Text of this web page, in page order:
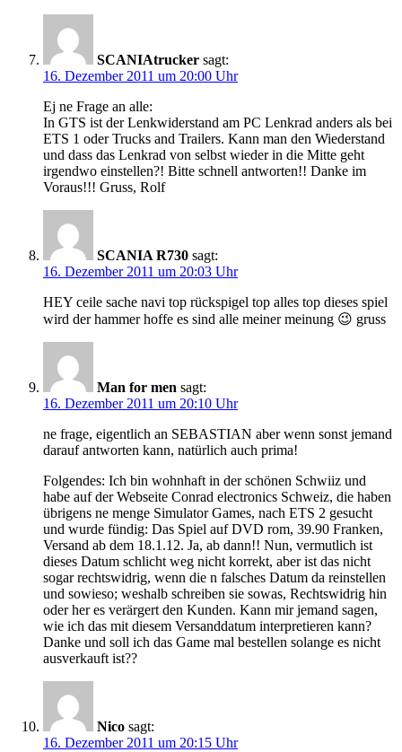
SCANIAtrucker sagt:
16. Dezember 2011 um 20:00 Uhr
Ej ne Frage an alle:
In GTS ist der Lenkwiderstand am PC Lenkrad anders als bei
ETS 1 oder Trucks and Trailers. Kann man den Wiederstand
und dass das Lenkrad von selbst wieder in die Mitte geht
irgendwo einstellen?! Bitte schnell antworten!! Danke im
Voraus!!! Gruss, Rolf
SCANIA R730 sagt:
16. Dezember 2011 um 20:03 Uhr
HEY ceile sache navi top rückspigel top alles top dieses spiel
wird der hammer hoffe es sind alle meiner meinung 😉 gruss
Man for men sagt:
16. Dezember 2011 um 20:10 Uhr
ne frage, eigentlich an SEBASTIAN aber wenn sonst jemand
darauf antworten kann, natürlich auch prima!
Folgendes: Ich bin wohnhaft in der schönen Schwiiz und
habe auf der Webseite Conrad electronics Schweiz, die haben
übrigens ne menge Simulator Games, nach ETS 2 gesucht
und wurde fündig: Das Spiel auf DVD rom, 39.90 Franken,
Versand ab dem 18.1.12. Ja, ab dann!! Nun, vermutlich ist
dieses Datum schlicht weg nicht korrekt, aber ist das nicht
sogar rechtswidrig, wenn die n falsches Datum da reinstellen
und sowieso; weshalb schreiben sie sowas, Rechtswidrig hin
oder her es verärgert den Kunden. Kann mir jemand sagen,
wie ich das mit diesem Versanddatum interpretieren kann?
Danke und soll ich das Game mal bestellen solange es nicht
ausverkauft ist??
Nico sagt:
16. Dezember 2011 um 20:15 Uhr